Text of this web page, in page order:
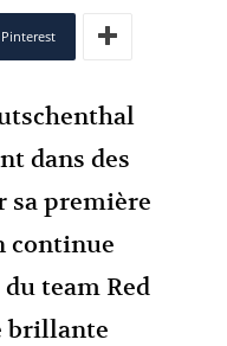
Pinterest
dans des
sa première
continue
team Red
brillante